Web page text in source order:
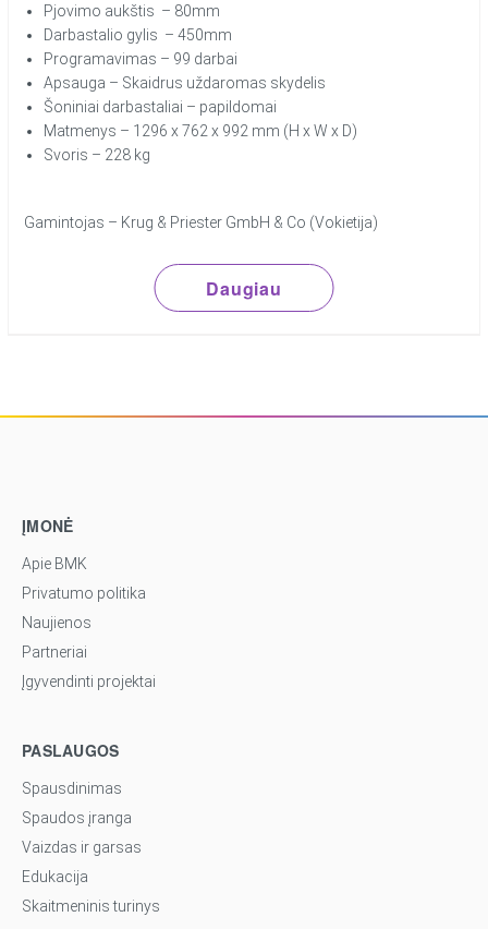
Pjovimo aukštis – 80mm
Darbastalio gylis – 450mm
Programavimas – 99 darbai
Apsauga – Skaidrus uždaromas skydelis
Šoniniai darbastaliai – papildomai
Matmenys – 1296 x 762 x 992 mm (H x W x D)
Svoris – 228 kg
Gamintojas – Krug & Priester GmbH & Co (Vokietija)
Daugiau
ĮMONĖ
Apie BMK
Privatumo politika
Naujienos
Partneriai
Įgyvendinti projektai
PASLAUGOS
Spausdinimas
Spaudos įranga
Vaizdas ir garsas
Edukacija
Skaitmeninis turinys